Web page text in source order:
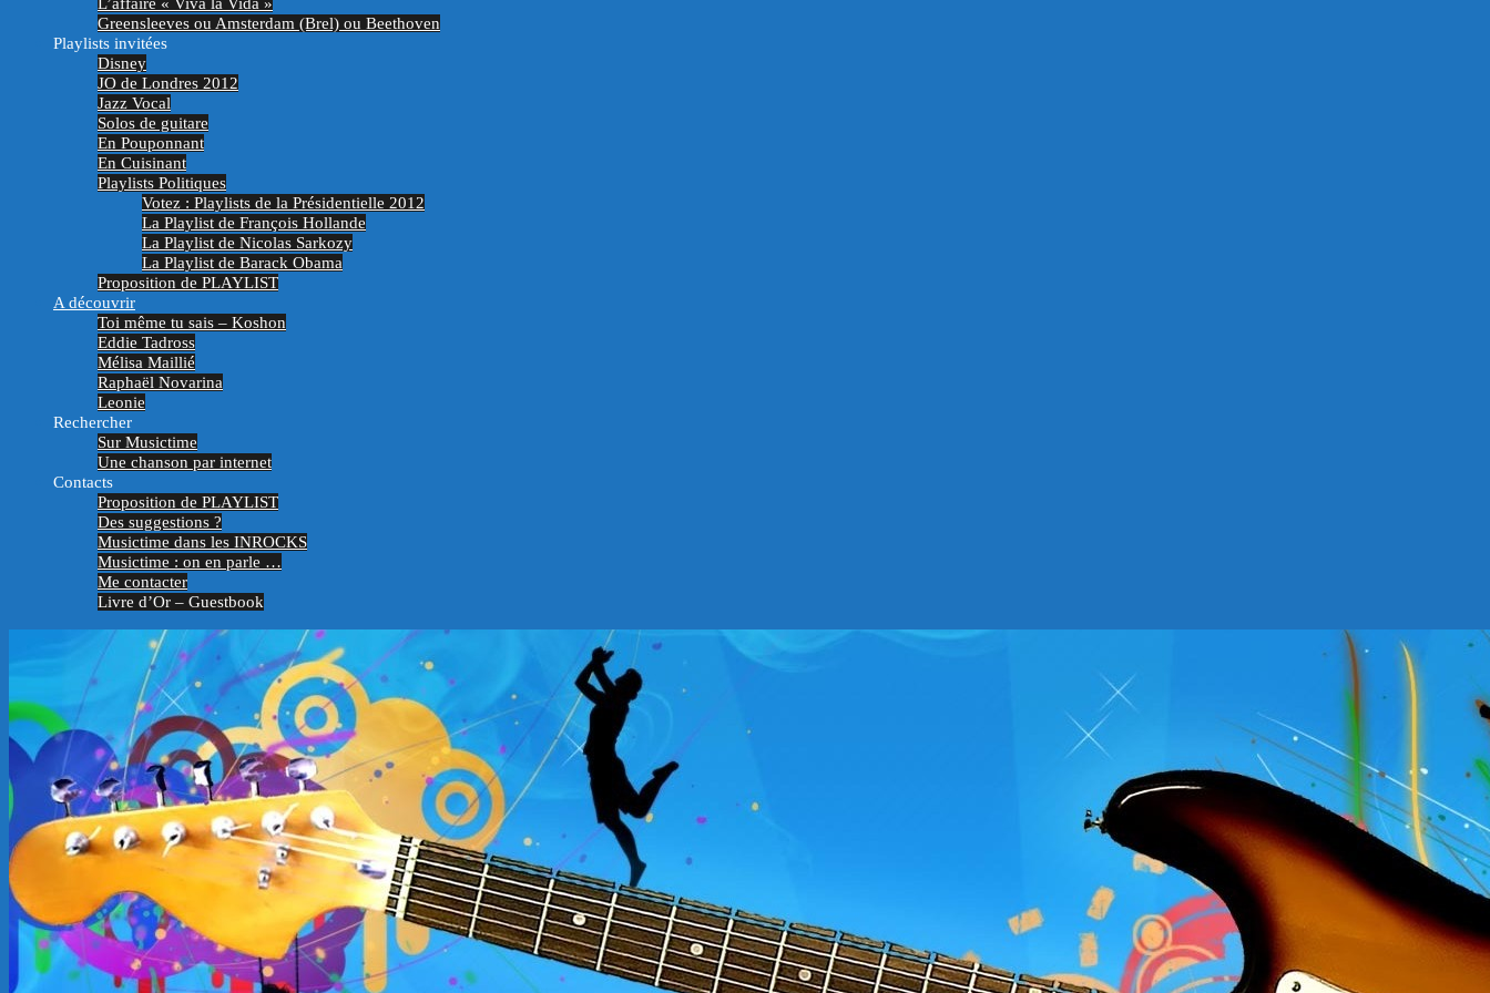
Greensleeves ou Amsterdam (Brel) ou Beethoven
Playlists invitées
Disney
JO de Londres 2012
Jazz Vocal
Solos de guitare
En Pouponnant
En Cuisinant
Playlists Politiques
Votez : Playlists de la Présidentielle 2012
La Playlist de François Hollande
La Playlist de Nicolas Sarkozy
La Playlist de Barack Obama
Proposition de PLAYLIST
A découvrir
Toi même tu sais – Koshon
Eddie Tadross
Mélisa Maillié
Raphaël Novarina
Leonie
Rechercher
Sur Musictime
Une chanson par internet
Contacts
Proposition de PLAYLIST
Des suggestions ?
Musictime dans les INROCKS
Musictime : on en parle …
Me contacter
Livre d’Or – Guestbook